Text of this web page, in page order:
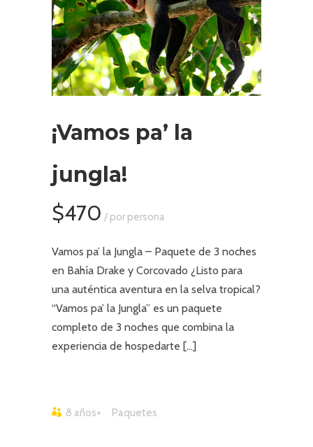
¡Vamos pa’ la
jungla!
$470 / por persona
Vamos pa’ la Jungla – Paquete de 3 noches
en Bahía Drake y Corcovado ¿Listo para
una auténtica aventura en la selva tropical?
“Vamos pa’ la Jungla” es un paquete
completo de 3 noches que combina la
experiencia de hospedarte […]
8 años+ Paquetes